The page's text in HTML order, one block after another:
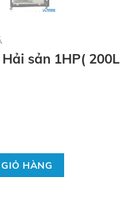
sản 1HP( 200L
HÀNG